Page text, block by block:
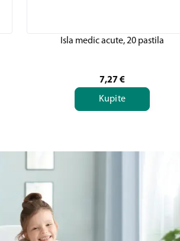
Isla medic acute, 20 pastila
7,27 €
Kupite